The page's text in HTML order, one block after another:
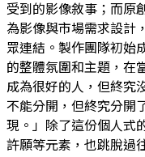
受到的影像敘事；而原
為影像與市場需求設計
眾連結。製作團隊初始
的整體氛圍和主題，
成為很好的人，但終究
不能分開，但終究分開
現。」除了這份個人式
許願等元素，也跳脫過